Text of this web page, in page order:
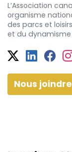
L’Association
organisme
des parcs et
et du dynamisme
Twitter
Nous joindre